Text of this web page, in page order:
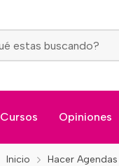
Cursos Opiniones
Inicio Hacer Agendas